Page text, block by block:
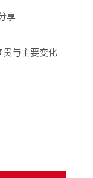
享
贯与主要变化